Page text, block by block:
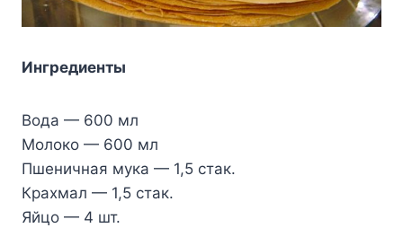
Ингредиенты
Вода — 600 мл
Молоко — 600 мл
Пшеничная мука — 1,5 стак.
Крахмал — 1,5 стак.
Яйцо — 4 шт.